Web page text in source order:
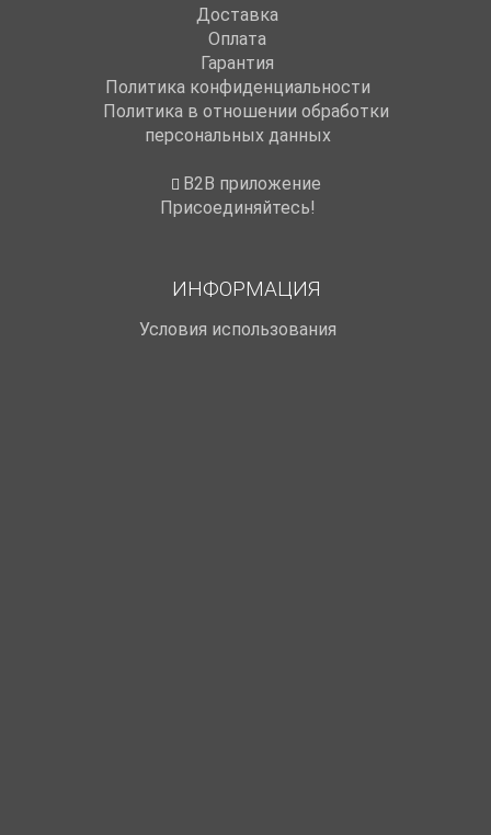
Доставка
Оплата
Гарантия
Политика конфиденциальности
Политика в отношении обработки
персональных данных
B2B приложение
Присоединяйтесь!
ИНФОРМАЦИЯ
Условия использования